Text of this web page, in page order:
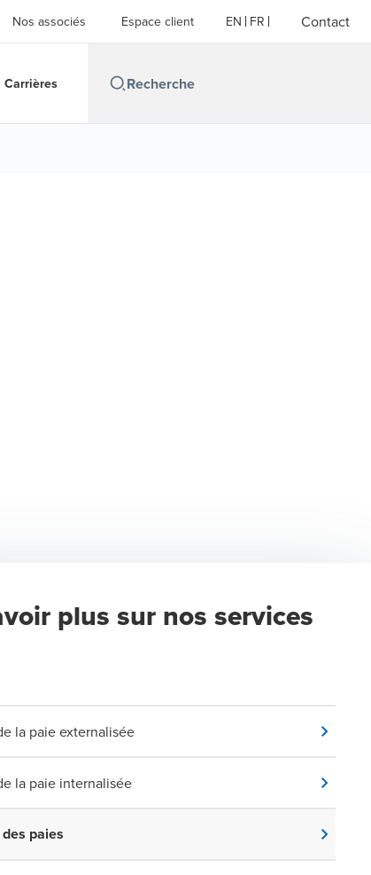
Nos associés Espace client EN FR Contact
Carrières
plus sur nos services
la paie externalisée
la paie internalisée
paies